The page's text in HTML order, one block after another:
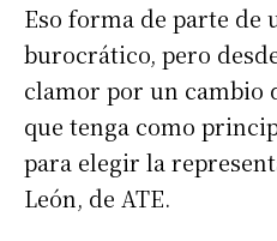
Eso forma de parte de
burocrático, pero
clamor por un cambio
que tenga como
para elegir la
León, de ATE.